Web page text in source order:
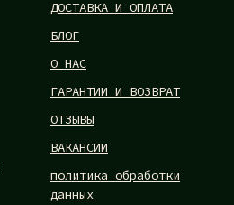
ДОСТАВКА И ОПЛАТА
БЛОГ
О НАС
ГАРАНТИИ И ВОЗВРАТ
ОТЗЫВЫ
ВАКАНСИИ
политика обработки
данных